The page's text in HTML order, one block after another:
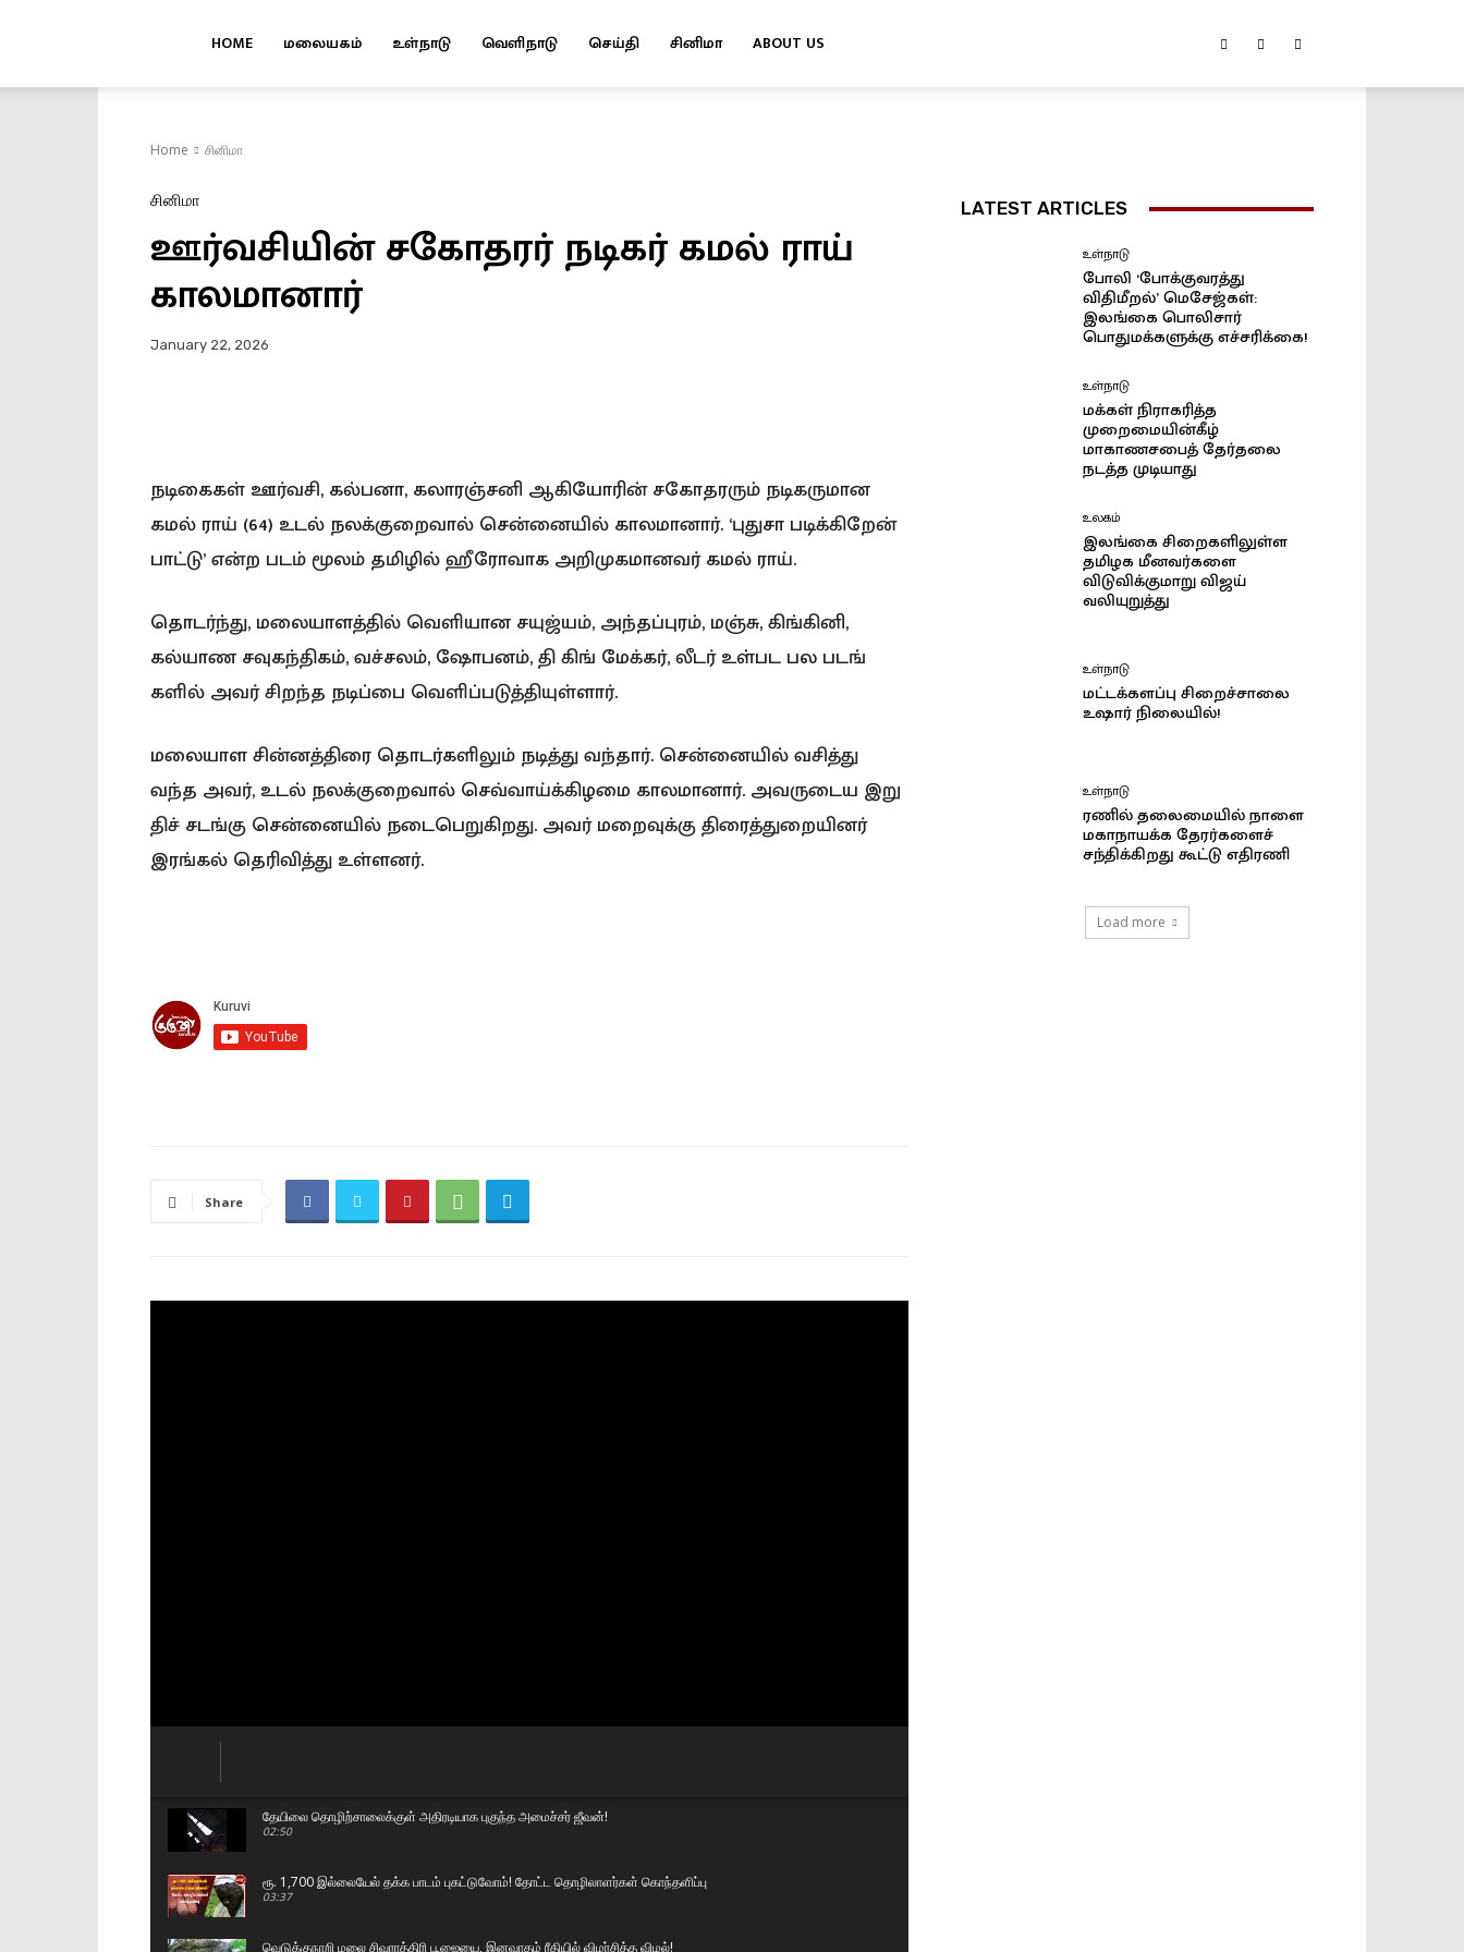
HOME மலையகம் உள்நாடு வெளிநாடு செய்தி சினிமா ABOUT US
Home சினிமா
சினிமா
ஊர்​வசி​யின் சகோ​தரர் நடிகர் கமல் ராய்
காலமானார்
January 22, 2026
நடிகைகள் ஊர்​வசி, கல்​ப​னா, கலாரஞ்​சனி ஆகியோரின் சகோ​தரரும் நடிகருமான
கமல் ராய் (64) உடல் நலக்குறைவால் சென்​னை​யில் கால​மா​னார். ‘புதுசா படிக்கிறேன்
பாட்​டு’ என்ற படம் மூலம் தமிழில் ஹீரோவாக அறிமுகமானவர் கமல் ராய்.
தொடர்ந்​து, மலை​யாளத்​தில் வெளி​யான சயுஜ்​யம், அந்​தப்​புரம், மஞ்​சு, கிங்​கினி,
கல்யாண சவு​கந்​தி​கம், வச்​சலம், ஷோபனம், தி கிங் மேக்கர், லீடர் உள்பட பல படங்​
களில் அவர் சிறந்த நடிப்பை வெளிப்​படுத்​தி​யுள்ளார்.
மலை​யாள சின்​னத்​திரை தொடர்​களி​லும் நடித்து வந்​தார். சென்​னை​யில் வசித்து
வந்த அவர், உடல் நலக்​குறை​வால் செவ்​வாய்க்​கிழமை கால​மா​னார். அவருடைய இறு​
திச் சடங்கு சென்​னை​யில் நடை​பெறுகிறது. அவர் மறைவுக்கு திரைத்​துறை​யினர்
இரங்​கல் தெரி​வித்​து உள்​ளனர்​.
Share
தேயிலை தொழிற்சாலைக்குள் அதிரடியாக புகுந்த அமைச்சர் ஜீவன்!
02:50
ரூ. 1,700 இல்லையேல் தக்க பாடம் புகட்டுவோம்! தோட்ட தொழிலாளர்கள் கொந்தளிப்பு
03:37
வெடுக்குநாறி மலை சிவராத்திரி பூஜையை, இனவாதம் ரீதியில் விமர்சித்த விமல்!
LATEST ARTICLES
உள்நாடு
போலி ‘போக்குவரத்து
விதிமீறல்’ மெசேஜ்கள்:
இலங்கை பொலிசார்
பொதுமக்களுக்கு எச்சரிக்கை!
உள்நாடு
மக்கள் நிராகரித்த
முறைமையின்கீழ்
மாகாணசபைத் தேர்தலை
நடத்த முடியாது
உலகம்
இலங்கை சிறைகளிலுள்ள
தமிழக மீனவர்களை
விடுவிக்குமாறு விஜய்
வலியுறுத்து
உள்நாடு
மட்டக்களப்பு சிறைச்சாலை
உஷார் நிலையில்!
உள்நாடு
ரணில் தலைமையில் நாளை
மகாநாயக்க தேரர்களைச்
சந்திக்கிறது கூட்டு எதிரணி
Load more